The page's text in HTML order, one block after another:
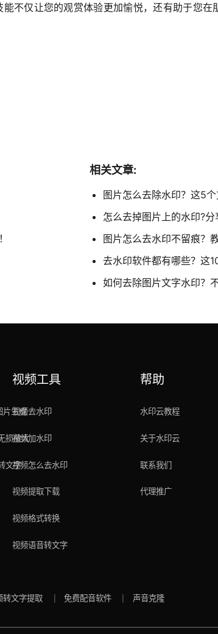
不仅让您的观赏体验更加愉悦，还有助于您
相关文章:
图片怎么去除水印？这5个
怎么去掉图片上的水印?
图片怎么去水印不留痕？
去水印软件都有哪些？这
如何去除图片文字水印？
片生成
损放大
文字
视频工具
视频去水印
视频加水印
视频怎么去水印
视频提取下载
视频格式转换
视频语音转文字
帮助
水印云教程
关于水印云
联系我们
代理推广
转文字提取 免费配音软件 声音克隆